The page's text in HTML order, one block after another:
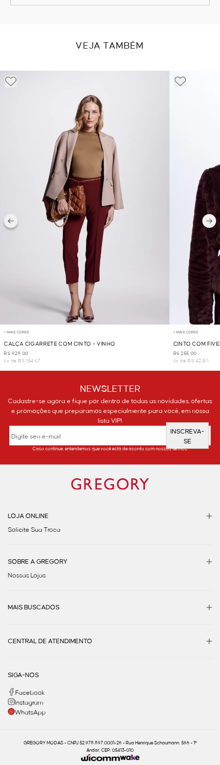
VEJA TAMBÉM
+ MAIS CORES
CALÇA CIGARRETE COM CINTO - VINHO
R$ 928,00
6x de R$ 154,67
+ MAIS CORES
CINTO COM
R$ 255,00
6x de R$ 42,50
NEWSLETTER
Cadastre-se agora e fique por dentro de todas as novidades, ofertas
e promoções que preparamos especialmente para você, em nossa
lista VIP!
INSCREVA-
SE
Caso continue, entendemos que você está de acordo com nossos termos.
LOJA ONLINE
Solicite Sua Troca
SOBRE A GREGORY
Nossas Lojas
MAIS BUSCADOS
CENTRAL DE ATENDIMENTO
SIGA-NOS
Facebook
Instagram
WhatsApp
GREGORY MODAS - CNPJ 52.978.897.0001-26 - Rua Henrique Schaumann, 566 - 1º
Andar, CEP: 05413-010